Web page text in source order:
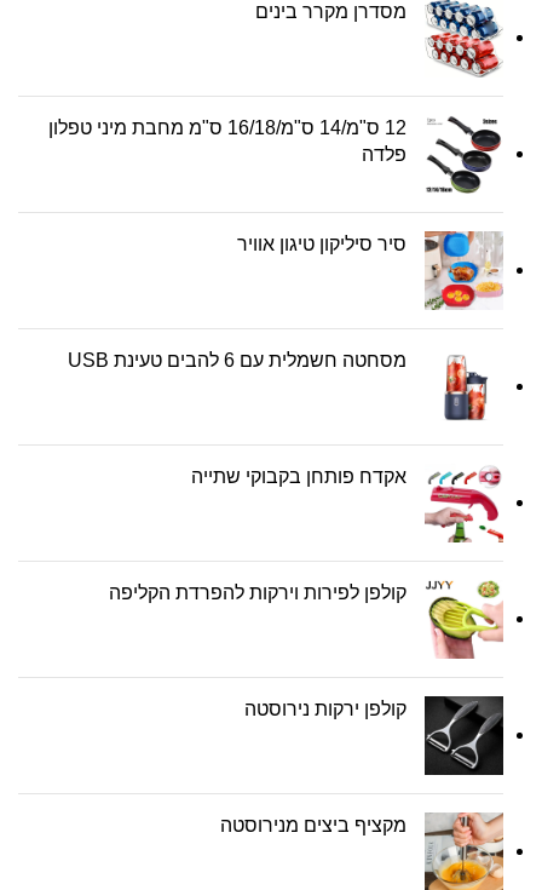
מסדרן מקרר בינים
12 ס"מ/14 ס"מ/16/18 ס"מ מחבת מיני טפלון
פלדה
סיר סיליקון טיגון אוויר
מסחטה חשמלית עם 6 להבים טעינת USB
אקדח פותחן בקבוקי שתייה
קולפן לפירות וירקות להפרדת הקליפה
קולפן ירקות נירוסטה
מקציף ביצים מנירוסטה